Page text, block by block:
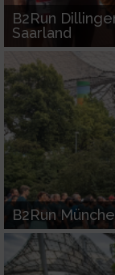
B2Run
Saarland
B2Run
Werbung